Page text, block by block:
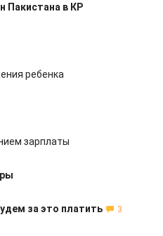
Пакистана в КР
ребенка
зарплаты
за это платить 3